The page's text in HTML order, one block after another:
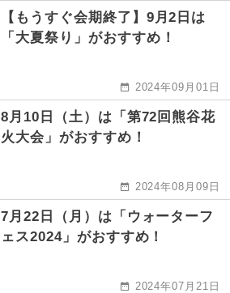
【もうすぐ会期終了】9月2日は
「大夏祭り」がおすすめ！
2024年09月01日
8月10日（土）は「第72回熊谷花
火大会」がおすすめ！
2024年08月09日
7月22日（月）は「ウォーターフ
ェス2024」がおすすめ！
2024年07月21日